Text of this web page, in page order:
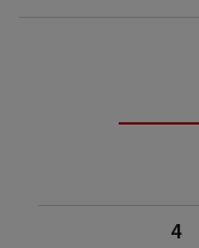
4